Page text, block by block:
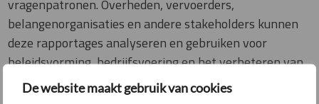
De website maakt gebruik van cookies
vragenpatronen. Overheden, vervoerders,
belangenorganisaties en andere stakeholders kunnen
deze rapportages analyseren en gebruiken voor
beleidsvorming, bedrijfsvoering en het verbeteren van
het openbaar vervoer.